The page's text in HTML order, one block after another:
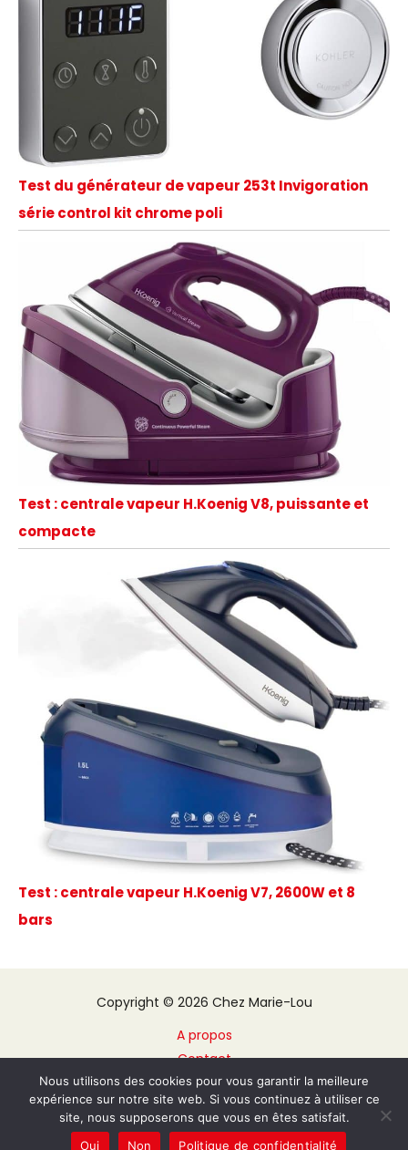
Test du générateur de vapeur 253t Invigoration
série control kit chrome poli
Test : centrale vapeur H.Koenig V8, puissante et
compacte
Test : centrale vapeur H.Koenig V7, 2600W et 8
bars
Copyright © 2026 Chez Marie-Lou
A propos
Contact
Plan du site
Mentions légales
Politique de confidentialité
Nous utilisons des cookies pour vous garantir la meilleure
expérience sur notre site web. Si vous continuez à utiliser ce
site, nous supposerons que vous en êtes satisfait.
Oui
Non Politique de confidentialité